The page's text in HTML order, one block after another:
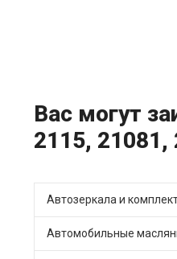
Вас могут
2115, 21081,
Автозеркала и
Автомобильные